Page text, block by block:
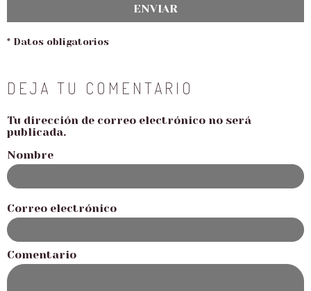
ENVIAR
* Datos obligatorios
DEJA TU COMENTARIO
Tu dirección de correo electrónico no será
publicada.
Nombre
Correo electrónico
Comentario